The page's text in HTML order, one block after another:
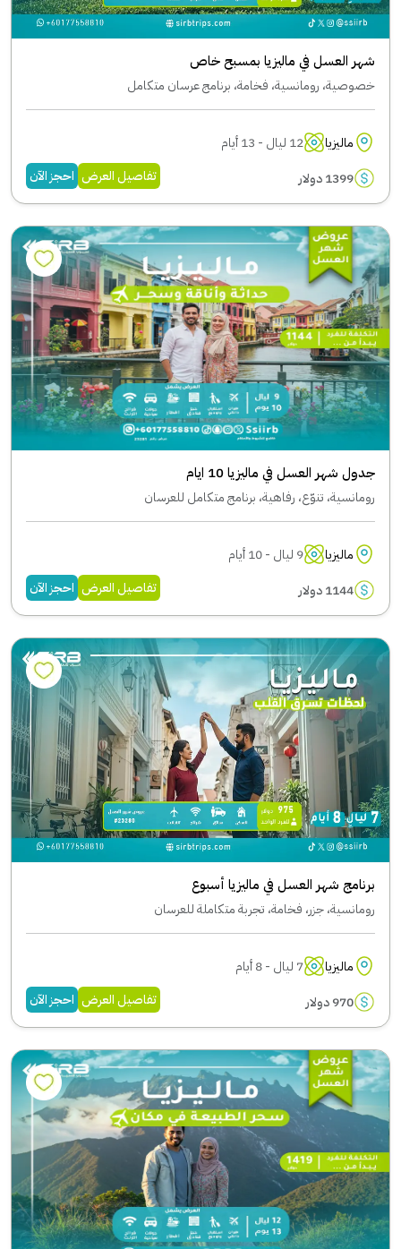
شهر العسل في ماليزيا بمسبح خاص
خصوصية، رومانسية، فخامة، برنامج عرسان متكامل
ماليزيا
12 ليال - 13 أيام
1399 دولار
تفاصيل العرض احجز الآن
جدول شهر العسل في ماليزيا 10 ايام
رومانسية، تنوّع، رفاهية، برنامج متكامل للعرسان
ماليزيا
9 ليال - 10 أيام
1144 دولار
تفاصيل العرض احجز الآن
برنامج شهر العسل في ماليزيا أسبوع
رومانسية، جزر، فخامة، تجربة متكاملة للعرسان
ماليزيا
7 ليال - 8 أيام
970 دولار
تفاصيل العرض احجز الآن